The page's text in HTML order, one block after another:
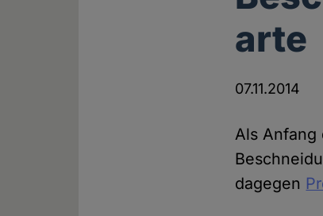
arte
07.11.2014
Als Anfang
dagegen